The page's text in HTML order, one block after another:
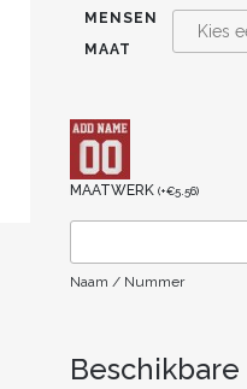
MENSEN
MAAT
MAATWERK(+€5.56)
Naam / Nummer